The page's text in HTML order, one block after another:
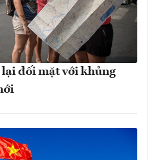
đối mặt với khủng